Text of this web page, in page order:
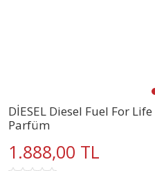
DİESEL Diesel Fuel For
Parfüm
1.888,00 TL